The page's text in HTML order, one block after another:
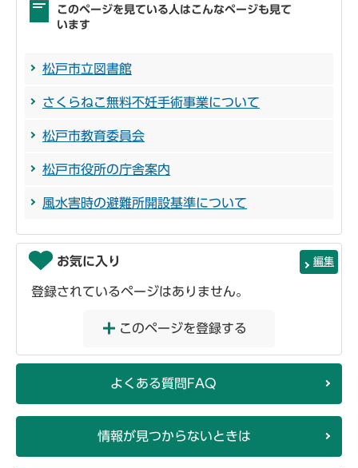
このページを見ている人はこんなページも見て
います
松戸市立図書館
さくらねこ無料不妊手術事業について
松戸市教育委員会
松戸市役所の庁舎案内
風水害時の避難所開設基準について
お気に入り 編集
登録されているページはありません。
このページを登録する
よくある質問FAQ
情報が見つからないときは